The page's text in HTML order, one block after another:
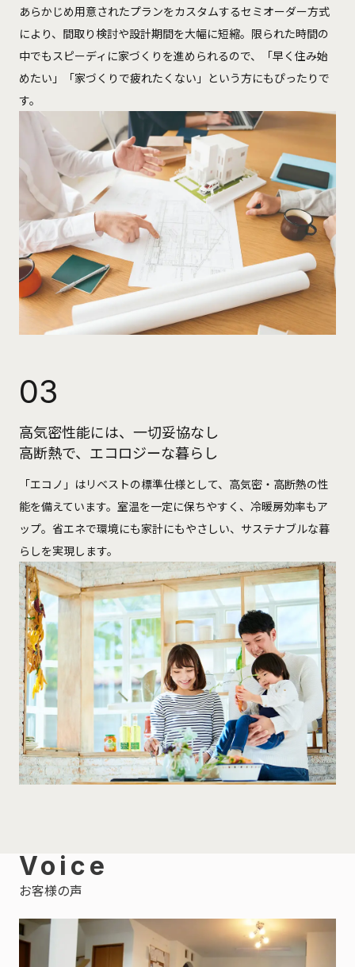
あらかじめ用意されたプランをカスタムするセミオーダー方式
により、間取り検討や設計期間を大幅に短縮。限られた時間の
中でもスピーディに家づくりを進められるので、「早く住み始
めたい」「家づくりで疲れたくない」という方にもぴったりで
す。
03
高気密性能には、一切妥協なし
高断熱で、エコロジーな暮らし
「エコノ」はリベストの標準仕様として、高気密・高断熱の性
能を備えています。室温を一定に保ちやすく、冷暖房効率もア
ップ。省エネで環境にも家計にもやさしい、サステナブルな暮
らしを実現します。
Voice
お客様の声